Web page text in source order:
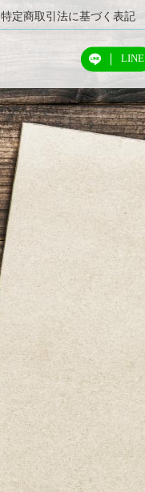
特定商取引法に基づく表記
LINE